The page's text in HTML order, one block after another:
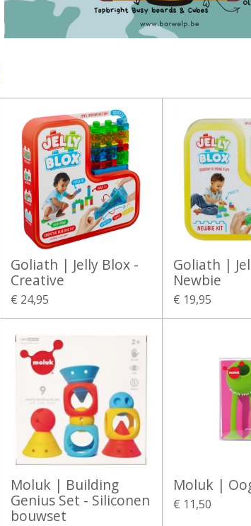
Goliath | Jelly Blox -
Creative
€ 24,95
Goliath |
Newbie
€ 19,95
Moluk | Building
Genius Set - Siliconen
bouwset
Moluk |
€ 11,50